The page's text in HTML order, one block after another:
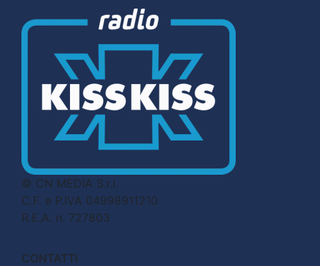
© CN MEDIA S.r.l.
C.F. e P.IVA 04998911210
R.E.A. n. 727803
CONTATTI